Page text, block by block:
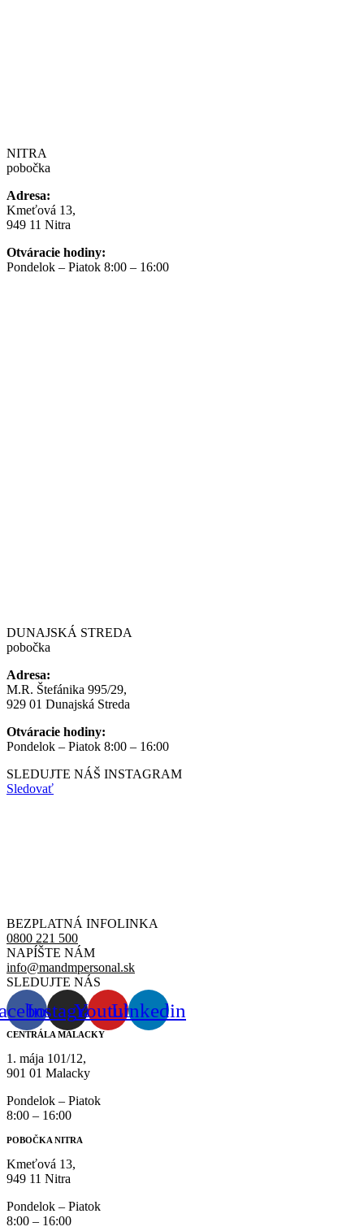
NITRA
pobočka
Adresa:
Kmeťová 13,
949 11 Nitra
Otváracie hodiny:
Pondelok – Piatok 8:00 – 16:00
DUNAJSKÁ STREDA
pobočka
Adresa:
M.R. Štefánika 995/29,
929 01 Dunajská Streda
Otváracie hodiny:
Pondelok – Piatok 8:00 – 16:00
SLEDUJTE NÁŠ INSTAGRAM
Sledovať
BEZPLATNÁ INFOLINKA
0800 221 500
NAPÍŠTE NÁM
info@mandmpersonal.sk
SLEDUJTE NÁS
InstagramYoutubeLinkedin
CENTRÁLA MALACKY
1. mája 101/12,
901 01 Malacky
Pondelok – Piatok
8:00 – 16:00
POBOČKA NITRA
Kmeťová 13,
949 11 Nitra
Pondelok – Piatok
8:00 – 16:00